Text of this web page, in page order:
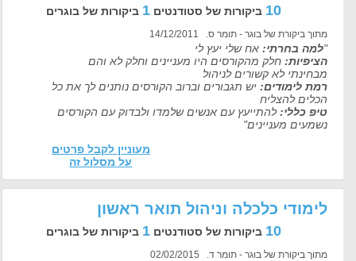
10 ביקורות של סטודנטים 1 ביקורות של בוגרים
מתוך ביקורת של בוגר - תומר ס. 14/12/2011
"למה בחרתי: אח שלי יעץ לי
הציפיות: חלק מהקורסים היו מעניינים וחלק לא והם
מבחינתי לא קשורים לניהול
רמת לימודים: יש תגבורים וברוב הקורסים נותנים לך את כל
הכלים להצליח
טיפ כללי: להתייעץ עם אנשים שלמדו ולבדוק עם הקורסים
נשמעים מעניינים"
מעוניין לקבל פרטים
על מסלול זה
לימודי כלכלה וניהול תואר ראשון
10 ביקורות של סטודנטים 1 ביקורות של בוגרים
מתוך ביקורת של בוגר - תומר ד. 02/02/2015